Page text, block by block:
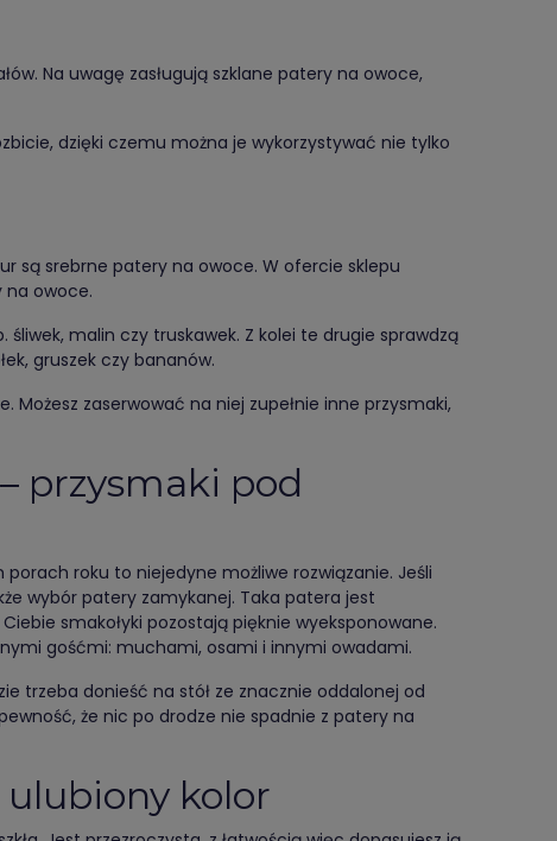
Na uwagę zasługują szklane patery na owoce,
dzięki czemu można je wykorzystywać nie tylko
są srebrne patery na owoce. W ofercie sklepu
na owoce.
malin czy truskawek. Z kolei te drugie sprawdzą
gruszek czy bananów.
zaserwować na niej zupełnie inne przysmaki,
przysmaki pod
roku to niejedyne możliwe rozwiązanie. Jeśli
wybór patery zamykanej. Taka patera jest
smakołyki pozostają pięknie wyeksponowane.
gośćmi: muchami, osami i innymi owadami.
trzeba donieść na stół ze znacznie oddalonej od
że nic po drodze nie spadnie z patery na
kolor